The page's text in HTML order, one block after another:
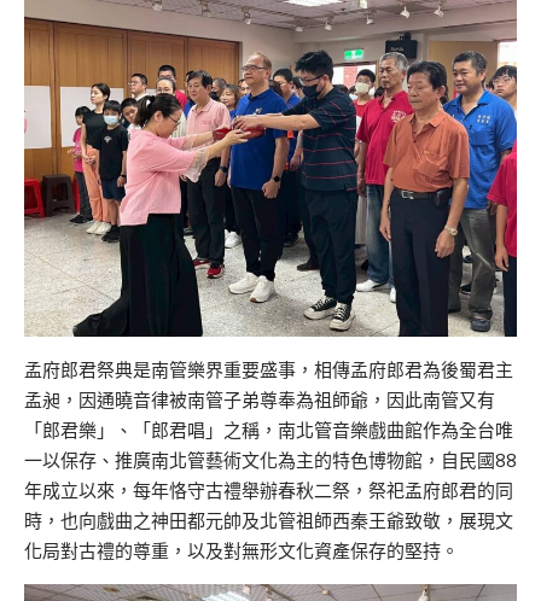
孟府郎君祭典是南管樂界重要盛事，相傳孟府郎君為後蜀君主
孟昶，因通曉音律被南管子弟尊奉為祖師爺，因此南管又有
「郎君樂」、「郎君唱」之稱，南北管音樂戲曲館作為全台唯
一以保存、推廣南北管藝術文化為主的特色博物館，自民國88
年成立以來，每年恪守古禮舉辦春秋二祭，祭祀孟府郎君的同
時，也向戲曲之神田都元帥及北管祖師西秦王爺致敬，展現文
化局對古禮的尊重，以及對無形文化資產保存的堅持。